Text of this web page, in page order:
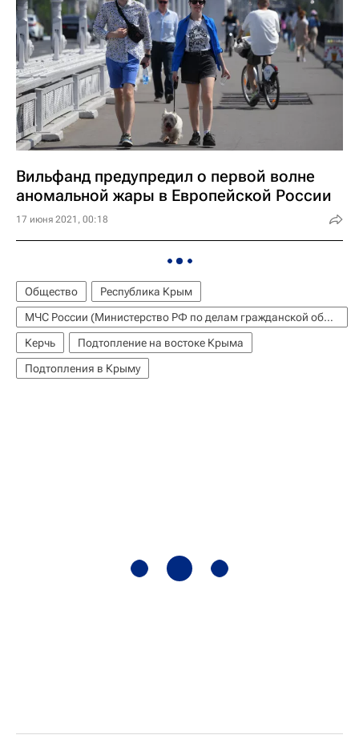
Вильфанд предупредил о первой волне
аномальной жары в Европейской России
17 июня 2021, 00:18
Общество
Республика Крым
МЧС России (Министерство РФ по делам гражданской обороны, чрезвычайным ситуациям и ликвидации последствий стихийных бедствий)
Керчь
Подтопление на востоке Крыма
Подтопления в Крыму